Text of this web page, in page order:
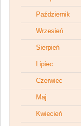
Październik
Wrzesień
Sierpień
Lipiec
Czerwiec
Maj
Kwiecień